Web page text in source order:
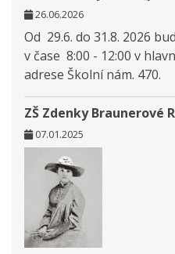
26.06.2026
Od 29.6. do 31.8. 2026
v čase 8:00 - 12:00 v
adrese Školní nám. 470.
ZŠ Zdenky Braunerové
07.01.2025